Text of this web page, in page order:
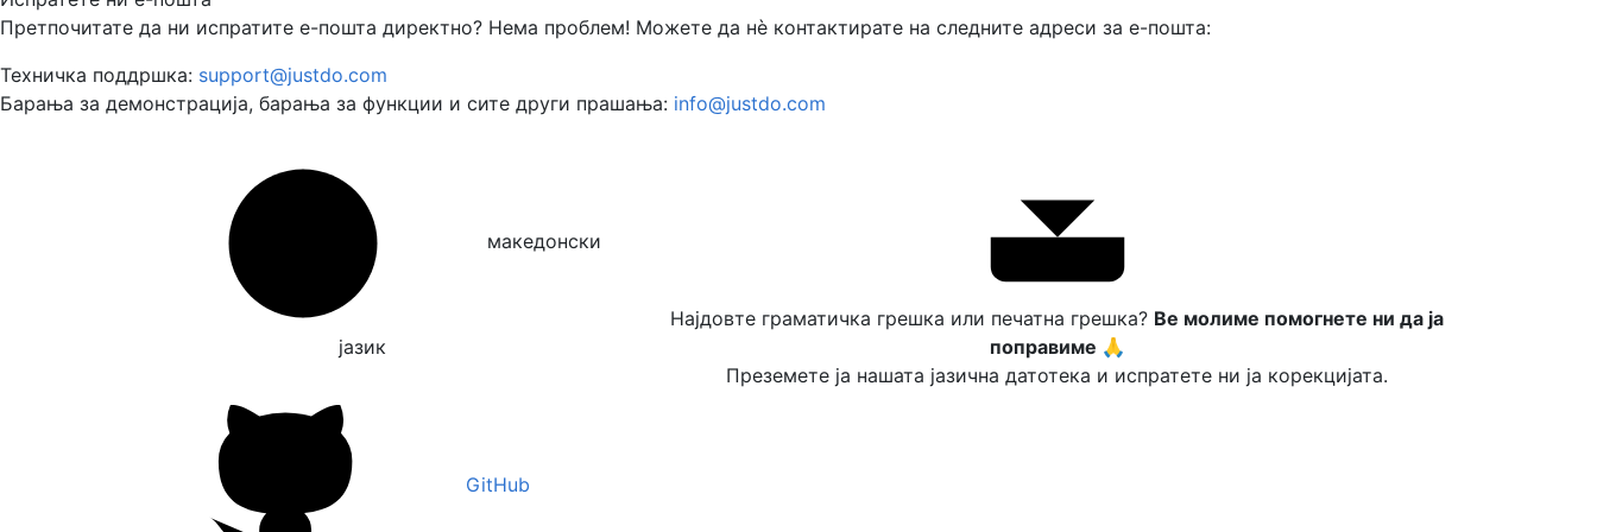
Претпочитате да ни испратите е-пошта директно? Нема проблем! Можете да нè контактирате на следните адреси за е-пошта:
Техничка поддршка: support@justdo.com
Барања за демонстрација, барања за функции и сите други прашања: info@justdo.com
јазик
Најдовте граматичка грешка или печатна грешка? Ве молиме помогнете ни да ја
поправиме 🙏
Преземете ја нашата јазична датотека и испратете ни ја корекцијата.
GitHub